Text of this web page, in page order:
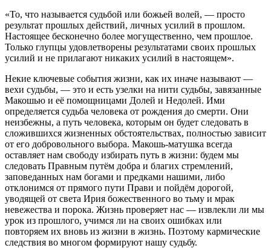
«То, что называется судьбой или божьей волей, — просто
результат прошлых действий, личных усилий в прошлом.
Настоящее бесконечно более могущественно, чем прошлое.
Только глупцы удовлетворены результатами своих прошлых
усилий и не прилагают никаких усилий в настоящем».
Некие ключевые события жизни, как их иначе называют —
вехи судьбы, — это и есть узелки на нити судьбы, завязанные
Макошью и её помощницами Долей и Недолей. Ими
определяется судьба человека от рождения до смерти. Они
неизбежны, а путь человека, которым он будет следовать в
сложившихся жизненных обстоятельствах, полностью зависит
от его добровольного выбора. Макошь-матушка всегда
оставляет нам свободу избирать путь в жизни: будем мы
следовать Правным путём добра и благих стремлений,
заповеданных нам богами и предками нашими, либо
отклонимся от прямого пути Прави и пойдём дорогой,
уводящей от света Ирия божественного во тьму и мрак
невежества и порока. Жизнь проверяет нас — извлекли ли мы
урок из прошлого, учимся ли на своих ошибках или
повторяем их вновь из жизни в жизнь. Поэтому кармические
следствия во многом формируют нашу судьбу.